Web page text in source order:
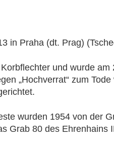
in Praha (dt. Prag)
und wurde am
„Hochverrat“ zum
wurden 1954 von der
Grab 80 des Ehrenhains